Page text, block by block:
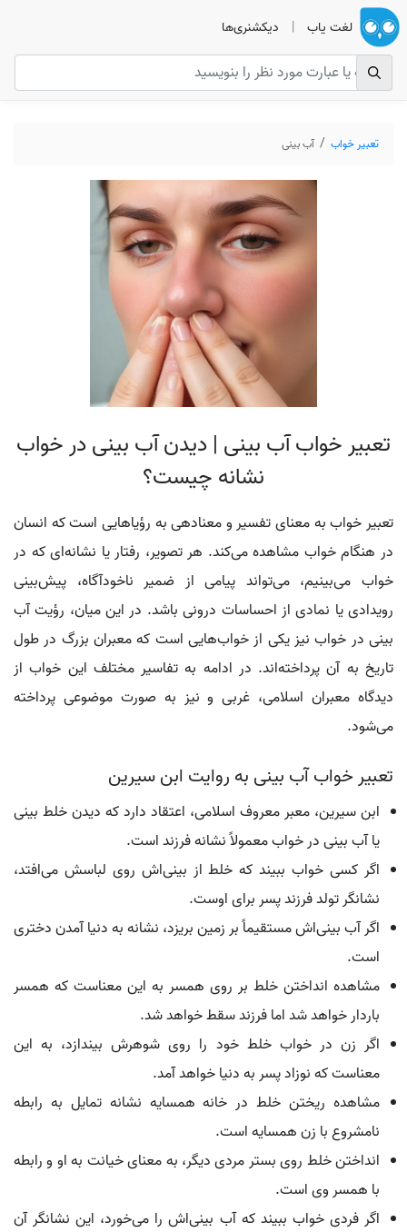
لغت یاب | دیکشنری‌ها
تعبیر خواب آب بینی
تعبیر خواب آب بینی | دیدن آب بینی در خواب
نشانه چیست؟
تعبیر خواب به معنای تفسیر و معنادهی به رؤیاهایی است که انسان
در هنگام خواب مشاهده می‌کند. هر تصویر، رفتار یا نشانه‌ای که در
خواب می‌بینیم، می‌تواند پیامی از ضمیر ناخودآگاه، پیش‌بینی
رویدادی یا نمادی از احساسات درونی باشد. در این میان، رؤیت آب
بینی در خواب نیز یکی از خواب‌هایی است که معبران بزرگ در طول
تاریخ به آن پرداخته‌اند. در ادامه به تفاسیر مختلف این خواب از
دیدگاه معبران اسلامی، غربی و نیز به صورت موضوعی پرداخته
می‌شود.
تعبیر خواب آب بینی به روایت ابن سیرین
ابن سیرین، معبر معروف اسلامی، اعتقاد دارد که دیدن خلط بینی
یا آب بینی در خواب معمولاً نشانه فرزند است.
اگر کسی خواب ببیند که خلط از بینی‌اش روی لباسش می‌افتد،
نشانگر تولد فرزند پسر برای اوست.
اگر آب بینی‌اش مستقیماً بر زمین بریزد، نشانه به دنیا آمدن دختری
است.
مشاهده انداختن خلط بر روی همسر به این معناست که همسر
باردار خواهد شد اما فرزند سقط خواهد شد.
اگر زن در خواب خلط خود را روی شوهرش بیندازد، به این
معناست که نوزاد پسر به دنیا خواهد آمد.
مشاهده ریختن خلط در خانه همسایه نشانه تمایل به رابطه
نامشروع با زن همسایه است.
انداختن خلط روی بستر مردی دیگر، به معنای خیانت به او و رابطه
با همسر وی است.
اگر فردی خواب ببیند که آب بینی‌اش را می‌خورد، این نشانگر آن